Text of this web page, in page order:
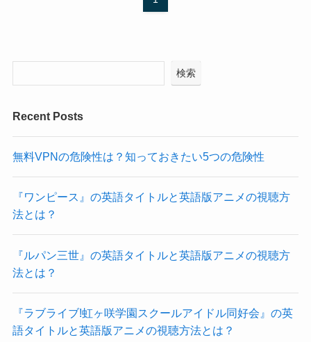
検索
Recent Posts
無料VPNの危険性は？知っておきたい5つの危険性
『ワンピース』の英語タイトルと英語版アニメの視聴方
法とは？
『ルパン三世』の英語タイトルと英語版アニメの視聴方
法とは？
『ラブライブ!虹ヶ咲学園スクールアイドル同好会』の英
語タイトルと英語版アニメの視聴方法とは？